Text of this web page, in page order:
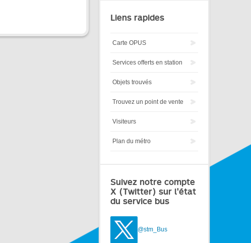
Liens rapides
Carte OPUS
Services offerts en station
Objets trouvés
Trouvez un point de vente
Visiteurs
Plan du métro
Suivez notre compte
X (Twitter) sur l'état
du service bus
@stm_Bus